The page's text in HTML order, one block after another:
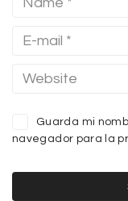
Guarda mi
navegador para la